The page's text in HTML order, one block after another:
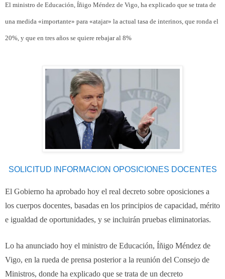
El ministro de Educación, Íñigo Méndez de Vigo, ha explicado que se trata de
una medida «importante» para «atajar» la actual tasa de interinos, que ronda el
20%, y que en tres años se quiere rebajar al 8%
SOLICITUD INFORMACION OPOSICIONES DOCENTES
El Gobierno ha aprobado hoy el real decreto sobre oposiciones a
los cuerpos docentes, basadas en los principios de capacidad, mérito
e igualdad de oportunidades, y se incluirán pruebas eliminatorias.
Lo ha anunciado hoy el ministro de Educación, Íñigo Méndez de
Vigo, en la rueda de prensa posterior a la reunión del Consejo de
Ministros, donde ha explicado que se trata de un decreto